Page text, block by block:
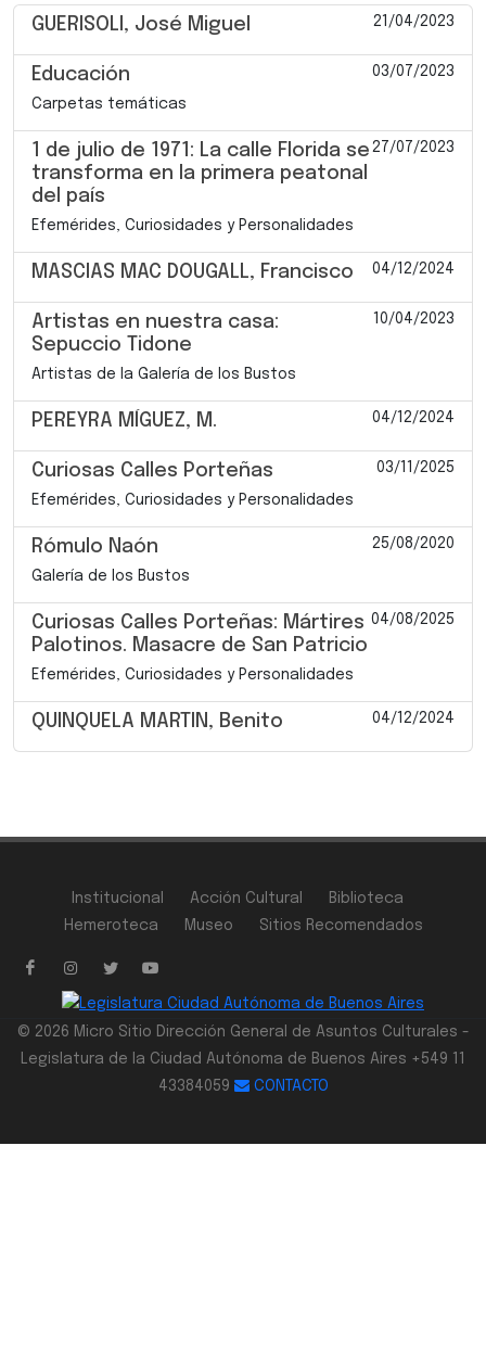
GUERISOLI, José Miguel 21/04/2023
Educación 03/07/2023
Carpetas temáticas
1 de julio de 1971: La calle Florida se
transforma en la primera peatonal
del país
27/07/2023
Efemérides, Curiosidades y Personalidades
MASCIAS MAC DOUGALL, Francisco 04/12/2024
Artistas en nuestra casa:
Sepuccio Tidone
10/04/2023
Artistas de la Galería de los Bustos
PEREYRA MÍGUEZ, M. 04/12/2024
Curiosas Calles Porteñas 03/11/2025
Efemérides, Curiosidades y Personalidades
Rómulo Naón 25/08/2020
Galería de los Bustos
Curiosas Calles Porteñas: Mártires
Palotinos. Masacre de San Patricio
04/08/2025
Efemérides, Curiosidades y Personalidades
QUINQUELA MARTIN, Benito 04/12/2024
Institucional Acción Cultural
Biblioteca
Hemeroteca
Museo Sitios Recomendados
© 2026 Micro Sitio Dirección General de Asuntos Culturales -
Legislatura de la Ciudad Autónoma de Buenos Aires +549 11
43384059
CONTACTO